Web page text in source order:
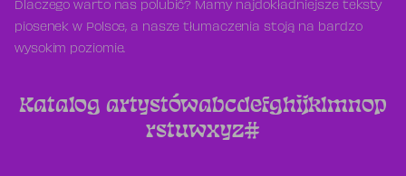
Dlaczego warto nas polubić? Mamy najdokładniejsze teksty
piosenek w Polsce, a nasze tłumaczenia stoją na bardzo
wysokim poziomie.
Katalog artystówabcdefghijklmnop
rstuwxyz#